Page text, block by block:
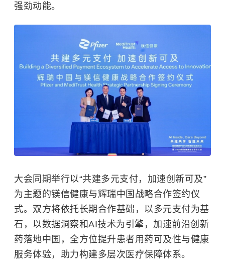
强劲动能。
大会同期举行以“共建多元支付，加速创新可及”
为主题的镁信健康与辉瑞中国战略合作签约仪
式。双方将依托长期合作基础，以多元支付为基
石，以数据洞察和AI技术为引擎，加速前沿创新
药落地中国，全方位提升患者用药可及性与健康
服务体验，助力构建多层次医疗保障体系。